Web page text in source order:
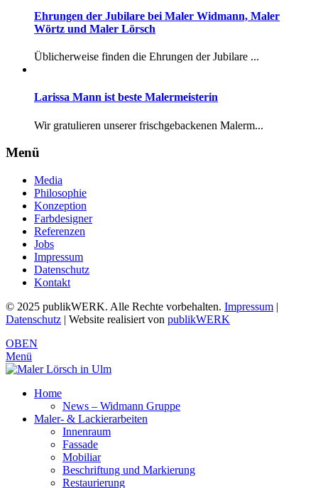
Ehrungen der Jubilare bei Maler Widmann, Maler
Wörtz und Maler Lörsch
Üblicherweise finden die Ehrungen der Jubilare ...
Larissa Mann ist beste Malermeisterin
Wir gratulieren unserer frischgebackenen Malerm...
Menü
Media
Philosophie
Konzeption
Farbdesigner
Referenzen
Jobs
Impressum
Datenschutz
Kontakt
© 2025 publikWERK. Alle Rechte vorbehalten. Impressum |
Datenschutz | Website realisiert von publikWERK
OBEN
Menü
Home
News – Widmann Gruppe
Maler- & Lackierarbeiten
Innenraum
Fassade
Mobiliar
Beschriftung und Markierung
Restaurierung